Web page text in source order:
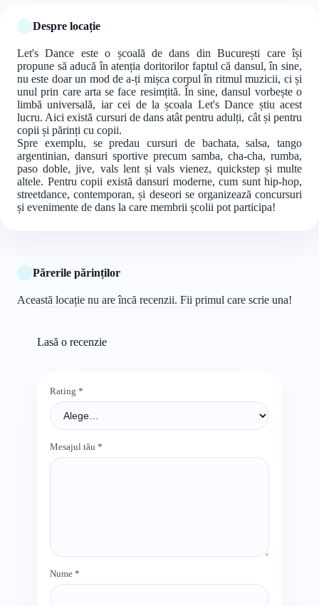
Despre locație
Let's Dance este o școală de dans din București care își
propune să aducă în atenția doritorilor faptul că dansul, în sine,
nu este doar un mod de a-ți mișca corpul în ritmul muzicii, ci și
unul prin care arta se face resimțită. În sine, dansul vorbește o
limbă universală, iar cei de la școala Let's Dance știu acest
lucru. Aici există cursuri de dans atât pentru adulți, cât și pentru
copii și părinți cu copii.
Spre exemplu, se predau cursuri de bachata, salsa, tango
argentinian, dansuri sportive precum samba, cha-cha, rumba,
paso doble, jive, vals lent și vals vienez, quickstep și multe
altele. Pentru copii există dansuri moderne, cum sunt hip-hop,
streetdance, contemporan, și deseori se organizează concursuri
și evenimente de dans la care membrii școlii pot participa!
Părerile părinților
Această locație nu are încă recenzii. Fii primul care scrie una!
Lasă o recenzie
Rating *
Mesajul tău *
Nume *